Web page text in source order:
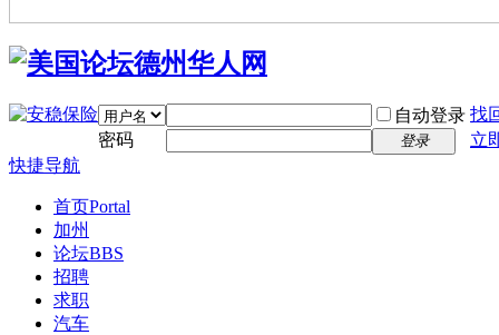
自动登录 找
密码
登录
立
快捷导航
首页Portal
加州
论坛BBS
招聘
求职
汽车